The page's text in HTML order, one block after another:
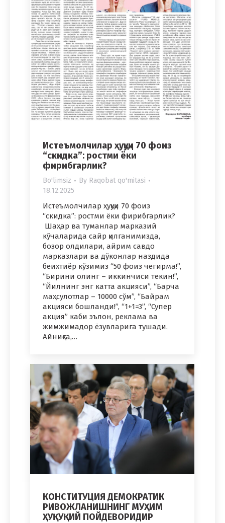
Истеъмолчилар ҳуқуқи 70 фоиз
“скидка”: ростми ёки
фирибгарлик?
Bo'limsiz By Raqobat qo'mitasi
18.12.2025
Истеъмолчилар ҳуқуқи 70 фоиз
“скидка”: ростми ёки фирибгарлик?
Шаҳар ва туманлар марказий
кўчаларида сайр қилганимизда,
бозор олдилари, айрим савдо
марказлари ва дўконлар наздида
беихтиёр кўзимиз “50 фоиз чегирма!”,
“Бирини олинг – иккинчиси текин!”,
“Йилнинг энг катта акцияси”, “Барча
маҳсулотлар – 10000 сўм”, “Байрам
акцияси бошланди!”, “1+1=3”, “Супер
акция” каби эълон, реклама ва
жимжимадор ёзувларига тушади.
Айниқса,…
КОНСТИТУЦИЯ ДЕМОКРАТИК
РИВОЖЛАНИШНИНГ МУҲИМ
ҲУҚУҚИЙ ПОЙДЕВОРИДИР